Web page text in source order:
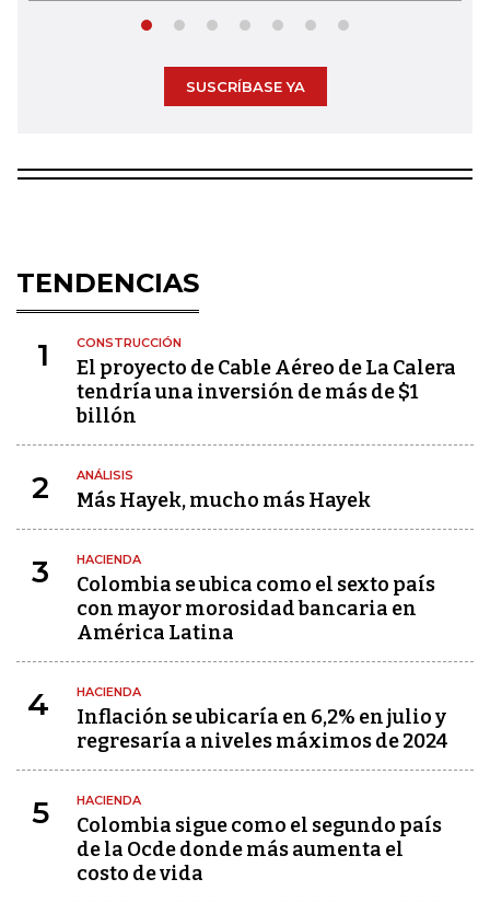
SUSCRÍBASE YA
TENDENCIAS
1 CONSTRUCCIÓN
El proyecto de Cable Aéreo de La Calera
tendría una inversión de más de $1
billón
2 ANÁLISIS
Más Hayek, mucho más Hayek
3 HACIENDA
Colombia se ubica como el sexto país
con mayor morosidad bancaria en
América Latina
4 HACIENDA
Inflación se ubicaría en 6,2% en julio y
regresaría a niveles máximos de 2024
5 HACIENDA
Colombia sigue como el segundo país
de la Ocde donde más aumenta el
costo de vida